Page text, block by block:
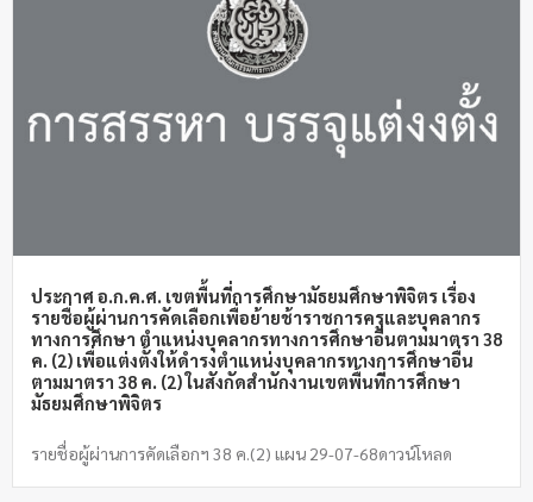
ประกาศ อ.ก.ค.ศ. เขตพื้นที่การศึกษามัธยมศึกษาพิจิตร เรื่อง
รายชื่อผู้ผ่านการคัดเลือกเพื่อย้ายช้าราชการครูและบุคลากร
ทางการศึกษา ตำแหน่งบุคลากรทางการศึกษาอื่นตามมาตรา 38
ค. (2) เพื่อแต่งตั้งให้ดำรงตำแหน่งบุคลากรทางการศึกษาอื่น
ตามมาตรา 38 ค. (2) ในสังกัดสำนักงานเขตพื้นที่การศึกษา
มัธยมศึกษาพิจิตร
รายชื่อผู้ผ่านการคัดเลือกฯ 38 ค.(2) แผน 29-07-68ดาวน์โหลด